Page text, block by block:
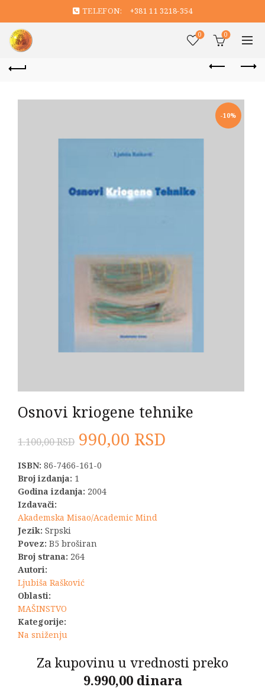
TELEFON: +381 11 3218-354
0 0
-10%
Osnovi kriogene tehnike
1.100,00RSD Originalna
cena
je
bila:
1.100,00 RSD.
990,00 RSD
ISBN: 86-7466-161-0
Broj izdanja: 1
Godina izdanja: 2004
Izdavači:
Akademska Misao/Academic Mind
Jezik: Srpski
Povez: B5 broširan
Broj strana: 264
Autori:
Ljubiša Rašković
Oblasti:
MAŠINSTVO
Kategorije:
Na sniženju
Za kupovinu u vrednosti preko
9.990,00 dinara